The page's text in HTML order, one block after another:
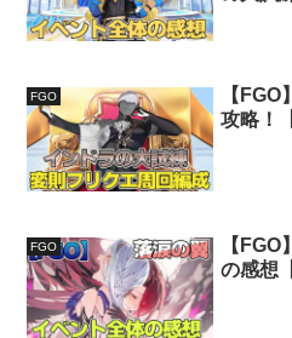
FGO
【
攻略！
FGO
【
の感想